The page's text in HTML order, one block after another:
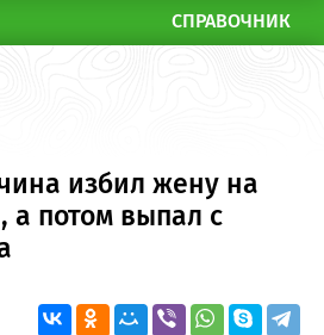
СПРАВОЧНИК
избил жену на
а потом выпал с